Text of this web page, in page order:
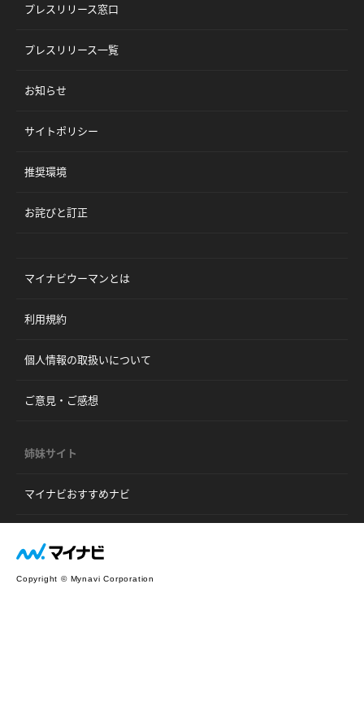
プレスリリース窓口
プレスリリース一覧
お知らせ
サイトポリシー
推奨環境
お詫びと訂正
マイナビウーマンとは
利用規約
個人情報の取扱いについて
ご意見・ご感想
姉妹サイト
マイナビおすすめナビ
Copyright © Mynavi Corporation